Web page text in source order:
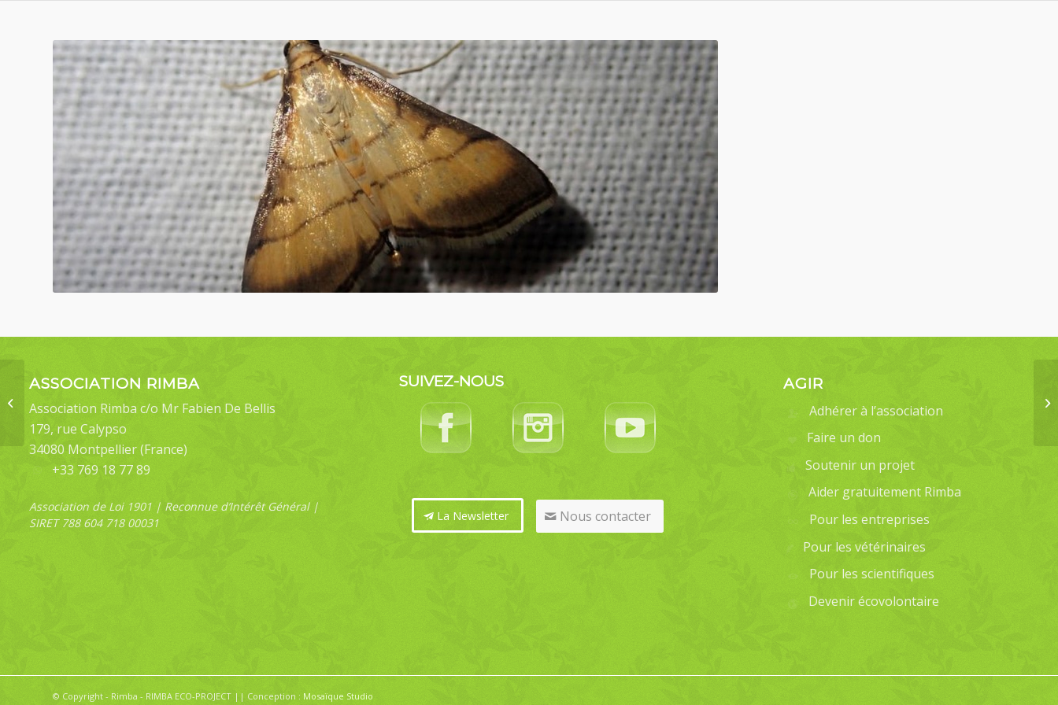
ASSOCIATION RIMBA
Association Rimba c/o Mr Fabien De Bellis
179, rue Calypso
34080 Montpellier (France)
+33 769 18 77 89
Association de Loi 1901 | Reconnue d’Intérêt Général |
SIRET 788 604 718 00031
SUIVEZ-NOUS
La Newsletter Nous contacter
AGIR
Adhérer à l’association
Faire un don
Soutenir un projet
Aider gratuitement Rimba
Pour les entreprises
Pour les vétérinaires
Pour les scientifiques
Devenir écovolontaire
© Copyright - Rimba - RIMBA ECO-PROJECT || Conception : Mosaïque Studio
medinalis (male)